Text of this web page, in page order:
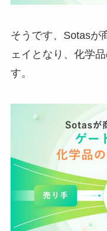
そうです、Sotasが
ェイとなり、化学
す。